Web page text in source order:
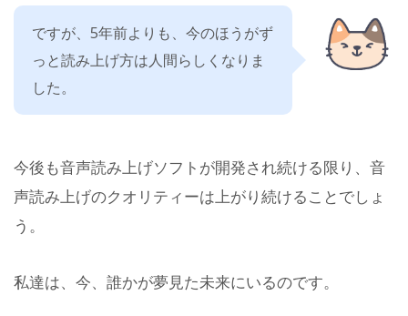
ですが、5年前よりも、今のほうがず
っと読み上げ方は人間らしくなりま
した。
今後も音声読み上げソフトが開発され続ける限り、音
声読み上げのクオリティーは上がり続けることでしょ
う。
私達は、今、誰かが夢見た未来にいるのです。